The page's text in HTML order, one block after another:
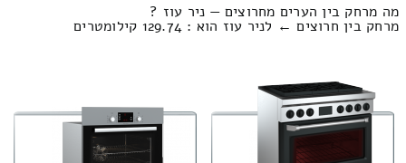
מה מרחק בין הערים מחרוצים — ניר עוז ?
מרחק בין חרוצים ← לניר עוז הוא : 129.74 קילומטרים